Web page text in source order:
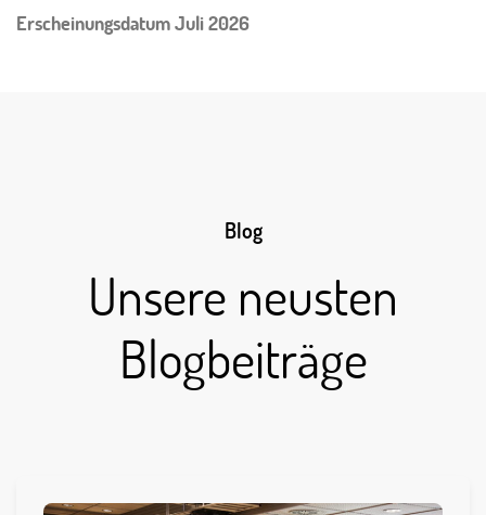
Erscheinungsdatum Juli 2026
Blog
Unsere neusten
Blogbeiträge